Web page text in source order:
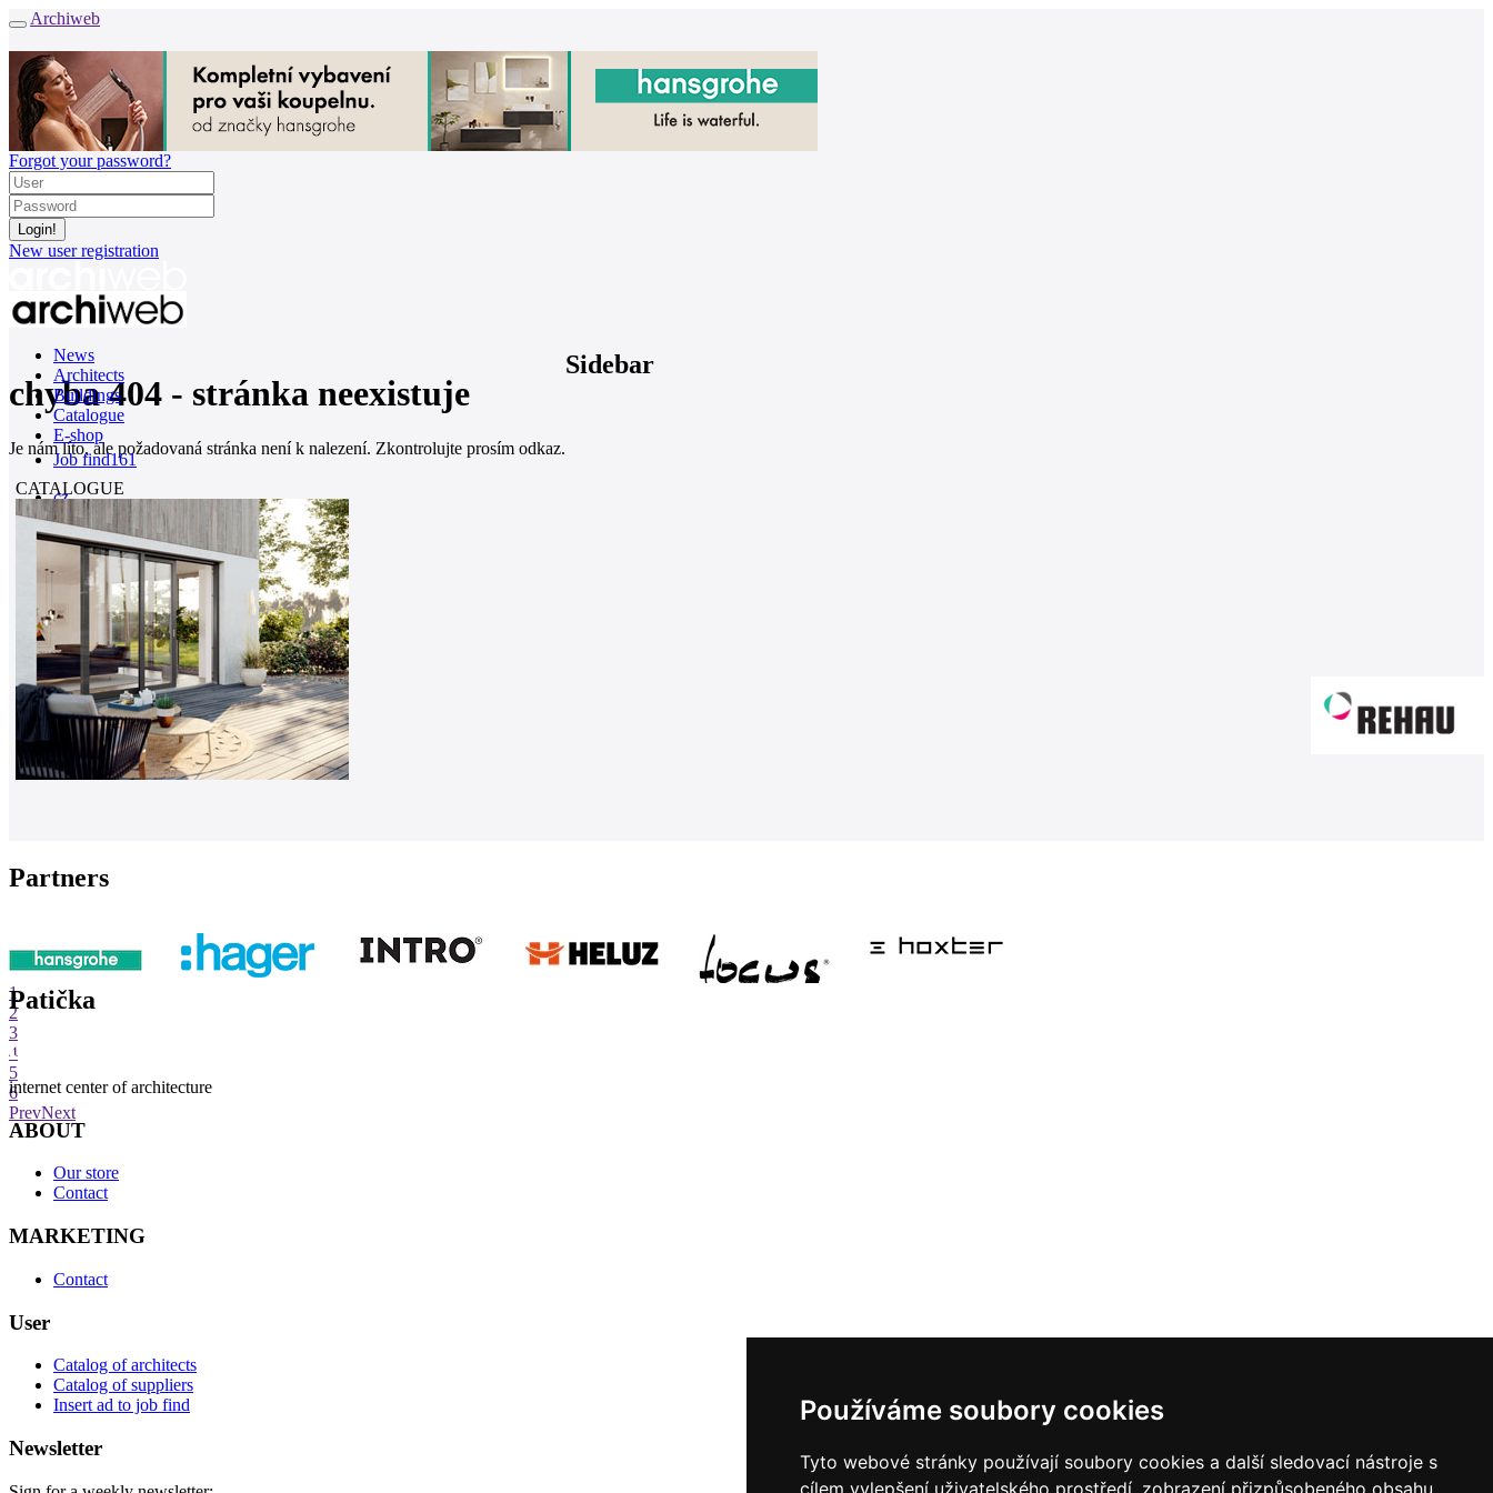
Používáme soubory cookies
Tyto webové stránky používají soubory cookies a další sledovací nástroje s
cílem vylepšení uživatelského prostředí, zobrazení přizpůsobeného obsahu
Archiweb
Forgot your password?
New user registration
News
Architects
Buildings
Catalogue
E-shop
Job find161
cz
chyba 404 - stránka neexistuje
Je nám líto, ale požadovaná stránka není k nalezení. Zkontrolujte prosím odkaz.
Sidebar
CATALOGUE
Partners
1
2
3
4
5
6
PrevNext
Patička
internet center of architecture
ABOUT
Our store
Contact
MARKETING
Contact
User
Catalog of architects
Catalog of suppliers
Insert ad to job find
Newsletter